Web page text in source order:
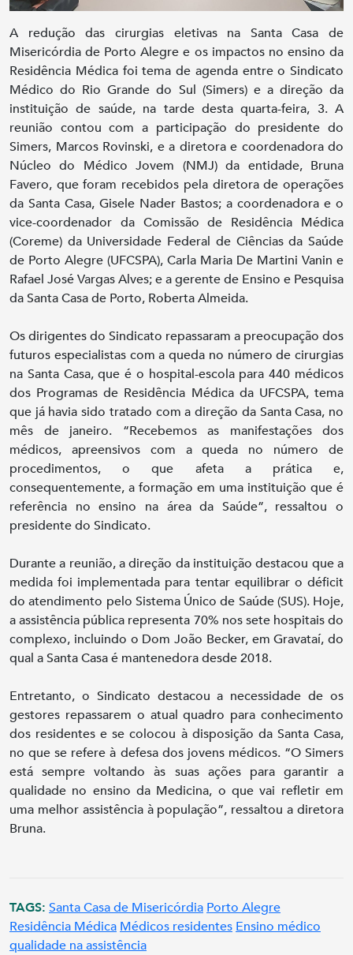
A redução das cirurgias eletivas na Santa Casa de
Misericórdia de Porto Alegre e os impactos no ensino da
Residência Médica foi tema de agenda entre o Sindicato
Médico do Rio Grande do Sul (Simers) e a direção da
instituição de saúde, na tarde desta quarta-feira, 3. A
reunião contou com a participação do presidente do
Simers, Marcos Rovinski, e a diretora e coordenadora do
Núcleo do Médico Jovem (NMJ) da entidade, Bruna
Favero, que foram recebidos pela diretora de operações
da Santa Casa, Gisele Nader Bastos; a coordenadora e o
vice-coordenador da Comissão de Residência Médica
(Coreme) da Universidade Federal de Ciências da Saúde
de Porto Alegre (UFCSPA), Carla Maria De Martini Vanin e
Rafael José Vargas Alves; e a gerente de Ensino e Pesquisa
da Santa Casa de Porto, Roberta Almeida.
Os dirigentes do Sindicato repassaram a preocupação dos
futuros especialistas com a queda no número de cirurgias
na Santa Casa, que é o hospital-escola para 440 médicos
dos Programas de Residência Médica da UFCSPA, tema
que já havia sido tratado com a direção da Santa Casa, no
mês de janeiro. “Recebemos as manifestações dos
médicos, apreensivos com a queda no número de
procedimentos, o que afeta a prática e,
consequentemente, a formação em uma instituição que é
referência no ensino na área da Saúde”, ressaltou o
presidente do Sindicato.
Durante a reunião, a direção da instituição destacou que a
medida foi implementada para tentar equilibrar o déficit
do atendimento pelo Sistema Único de Saúde (SUS). Hoje,
a assistência pública representa 70% nos sete hospitais do
complexo, incluindo o Dom João Becker, em Gravataí, do
qual a Santa Casa é mantenedora desde 2018.
Entretanto, o Sindicato destacou a necessidade de os
gestores repassarem o atual quadro para conhecimento
dos residentes e se colocou à disposição da Santa Casa,
no que se refere à defesa dos jovens médicos. “O Simers
está sempre voltando às suas ações para garantir a
qualidade no ensino da Medicina, o que vai refletir em
uma melhor assistência à população”, ressaltou a diretora
Bruna.
TAGS: Santa Casa de Misericórdia Porto Alegre
Residência Médica Médicos residentes Ensino médico
qualidade na assistência